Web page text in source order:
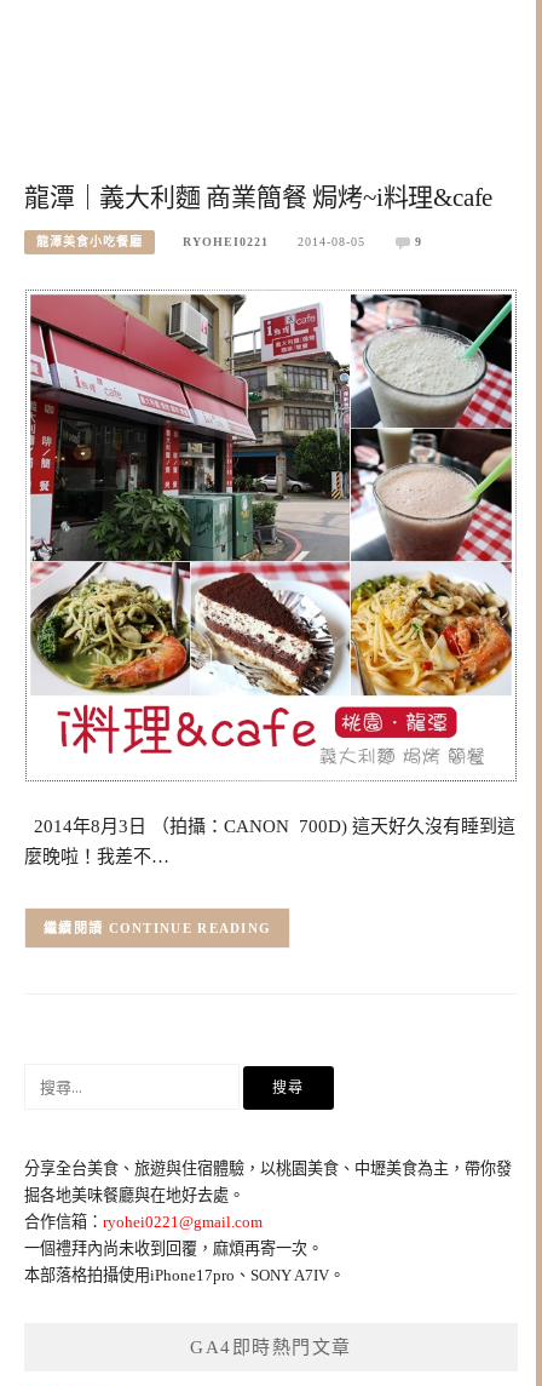
龍潭｜義大利麵 商業簡餐 焗烤~i料理&cafe
龍潭美食小吃餐廳 RYOHEI0221 2014-08-05 9
2014年8月3日 （拍攝：CANON 700D) 這天好久沒有睡到這
麼晚啦！我差不…
CONTINUE READING
字:
分享全台美食、旅遊與住宿體驗，以桃園美食、中壢美食為主，帶你發
掘各地美味餐廳與在地好去處。
合作信箱： ryohei0221@gmail.com
一個禮拜內尚未收到回覆，麻煩再寄一次。
本部落格拍攝使用iPhone17pro、SONY A7IV。
GA4即時熱門文章